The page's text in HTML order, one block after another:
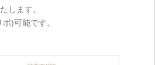
します。
)可能です。